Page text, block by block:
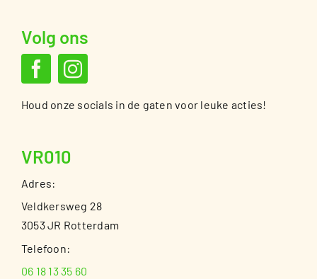
Volg ons
Houd onze socials in de gaten voor leuke acties!
VR010
Adres:
Veldkersweg 28
3053 JR Rotterdam
Telefoon:
06 18 13 35 60